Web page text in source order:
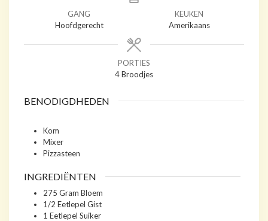
GANG
Hoofdgerecht
KEUKEN
Amerikaans
PORTIES
4Broodjes
BENODIGDHEDEN
Kom
Mixer
Pizzasteen
INGREDIËNTEN
275 Gram Bloem
1/2 Eetlepel Gist
1 Eetlepel Suiker